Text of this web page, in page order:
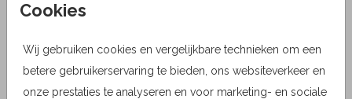
Cookies
Wij gebruiken cookies en vergelijkbare technieken om een
betere gebruikerservaring te bieden, ons websiteverkeer en
onze prestaties te analyseren en voor marketing- en sociale
OMSCHRIJVING
biotop 16 x 16